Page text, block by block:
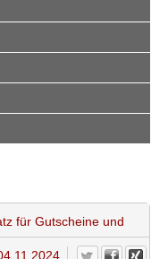
für Gutscheine und